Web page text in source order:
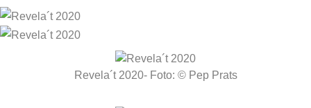
Revela´t 2020- Foto: © Pep Prats